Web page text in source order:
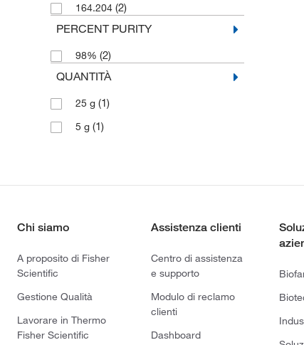
164.204 (2)
PERCENT PURITY
98% (2)
QUANTITÀ
25 g (1)
5 g (1)
Chi siamo
A proposito di Fisher
Scientific
Gestione Qualità
Lavorare in Thermo
Fisher Scientific
Assistenza clienti
Centro di assistenza
e supporto
Modulo di reclamo
clienti
Dashboard